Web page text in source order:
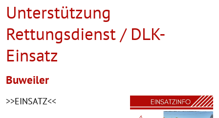
Unterstützung
Rettungsdienst / DLK-
Einsatz
Buweiler
>>EINSATZ<<